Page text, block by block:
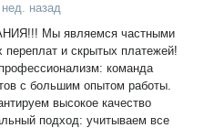
назад
Мы являемся частными
переплат и скрытых платежей!
с большим опытом работы.
высокое качество
подход: учитываем все